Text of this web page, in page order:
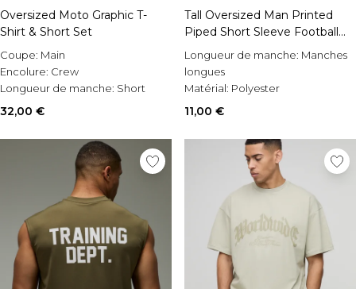
Oversized Moto Graphic T-
Shirt & Short Set
Coupe: Main
Encolure: Crew
Longueur de manche: Short
Sleeve
32,00 €
Tall Oversized Man Printed
Piped Short Sleeve Football
Top
Longueur de manche: Manches
longues
Matérial: Polyester
Occasion:
11,00 €